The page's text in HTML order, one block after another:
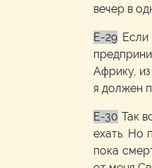
вечер в
E-29
Африку,
я должен
E-30 Так
ехать. Но
пока